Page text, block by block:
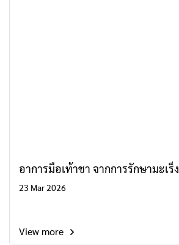
อาการมือเท้าชา จากการรักษามะเร็ง
23 Mar 2026
View more